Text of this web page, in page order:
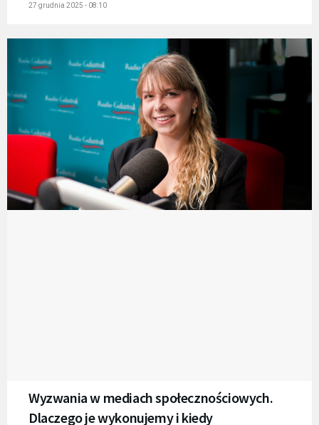
27 grudnia 2025 - 08:10
Wyzwania w mediach społecznościowych.
Dlaczego je wykonujemy i kiedy